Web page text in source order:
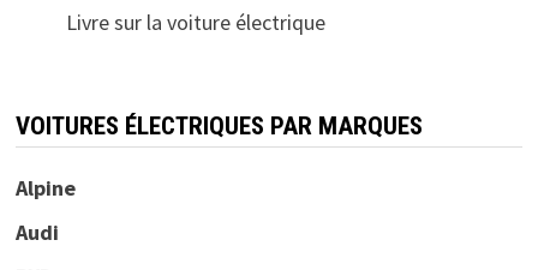
Livre sur la voiture électrique
VOITURES ÉLECTRIQUES PAR MARQUES
Alpine
Audi